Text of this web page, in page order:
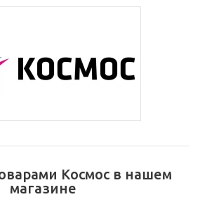
Космос в нашем
магазине